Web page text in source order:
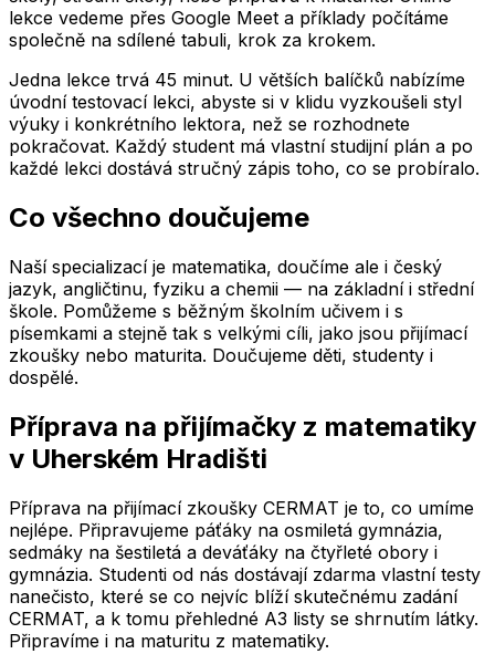
lekce vedeme přes Google Meet a příklady počítáme
společně na sdílené tabuli, krok za krokem.
Jedna lekce trvá 45 minut. U větších balíčků nabízíme
úvodní testovací lekci, abyste si v klidu vyzkoušeli styl
výuky i konkrétního lektora, než se rozhodnete
pokračovat. Každý student má vlastní studijní plán a po
každé lekci dostává stručný zápis toho, co se probíralo.
Co všechno doučujeme
Naší specializací je matematika, doučíme ale i český
jazyk, angličtinu, fyziku a chemii — na základní i střední
škole. Pomůžeme s běžným školním učivem i s
písemkami a stejně tak s velkými cíli, jako jsou přijímací
zkoušky nebo maturita. Doučujeme děti, studenty i
dospělé.
Příprava na přijímačky z matematiky
v Uherském Hradišti
Příprava na přijímací zkoušky CERMAT je to, co umíme
nejlépe. Připravujeme páťáky na osmiletá gymnázia,
sedmáky na šestiletá a deváťáky na čtyřleté obory i
gymnázia. Studenti od nás dostávají zdarma vlastní testy
nanečisto, které se co nejvíc blíží skutečnému zadání
CERMAT, a k tomu přehledné A3 listy se shrnutím látky.
Připravíme i na maturitu z matematiky.